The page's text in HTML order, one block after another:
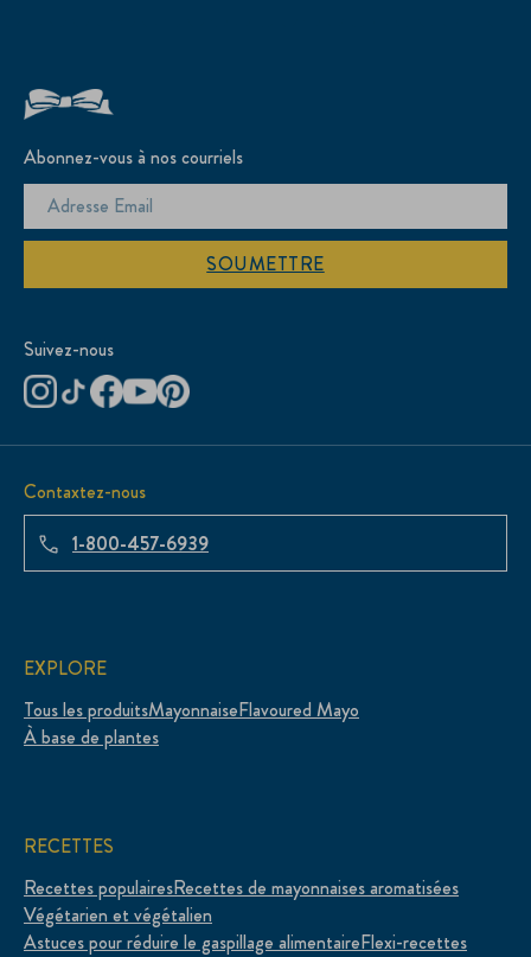
Abonnez-vous à nos courriels
SOUMETTRE
Suivez-nous
Contaxtez-nous
1-800-457-6939
EXPLORE
Tous les produitsMayonnaiseFlavoured Mayo
À base de plantes
RECETTES
Recettes populairesRecettes de mayonnaises aromatisées
Végétarien et végétalien
Astuces pour réduire le gaspillage alimentaireFlexi-recettes